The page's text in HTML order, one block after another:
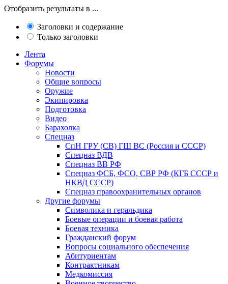
Отобразить результаты в ...
Заголовки и содержание
Только заголовки
Лента
Форумы
Новости
Общие вопросы
Оружие
Экипировка
Подготовка
Видео
Барахолка
Спецназ
СпН ГРУ (СВ) ГШ ВС (Россия и СССР)
Спецназ ВДВ
Спецназ ВВ РФ
Спецназ ФСБ, ФСО, СВР РФ (КГБ СССР и
НКВД СССР)
Спецназ правоохранительных органов
Другие форумы
Символика и геральдика
Боевые операции и боевая работа
Боевая техника
Гражданский форум
Вопросы социального обеспечения
Абитуриентам
Контрактникам
Медкомиссия